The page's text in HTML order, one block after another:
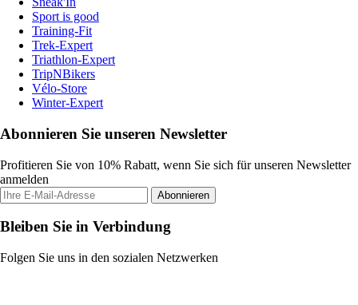
Sport is good
Training-Fit
Trek-Expert
Triathlon-Expert
TripNBikers
Vélo-Store
Winter-Expert
Abonnieren Sie unseren Newsletter
Profitieren Sie von 10% Rabatt, wenn Sie sich für unseren Newsletter
anmelden
Abonnieren
Bleiben Sie in Verbindung
Folgen Sie uns in den sozialen Netzwerken